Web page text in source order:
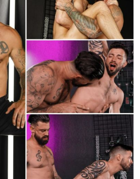
Kane est super motivé de tourner
Anderson avide de l'initier en
mode flip-flop !
And Dump/ NextDoorRaw